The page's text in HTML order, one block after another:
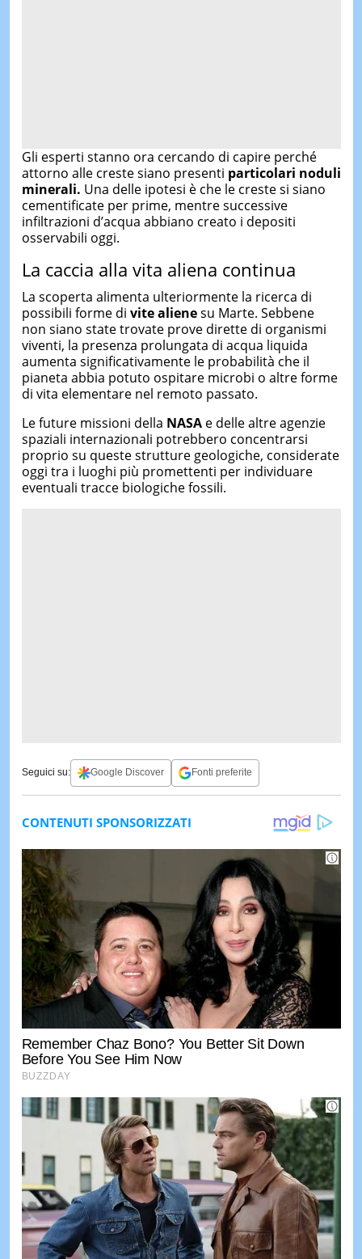
Gli esperti stanno ora cercando di capire perché
attorno alle creste siano presenti particolari noduli
minerali. Una delle ipotesi è che le creste si siano
cementificate per prime, mentre successive
infiltrazioni d’acqua abbiano creato i depositi
osservabili oggi.
La caccia alla vita aliena continua
La scoperta alimenta ulteriormente la ricerca di
possibili forme di vite alienesu Marte. Sebbene
non siano state trovate prove dirette di organismi
viventi, la presenza prolungata di acqua liquida
aumenta significativamente le probabilità che il
pianeta abbia potuto ospitare microbi o altre forme
di vita elementare nel remoto passato.
Le future missioni della NASAe delle altre agenzie
spaziali internazionali potrebbero concentrarsi
proprio su queste strutture geologiche, considerate
oggi tra i luoghi più promettenti per individuare
eventuali tracce biologiche fossili.
Seguici su: Google Discover Fonti preferite